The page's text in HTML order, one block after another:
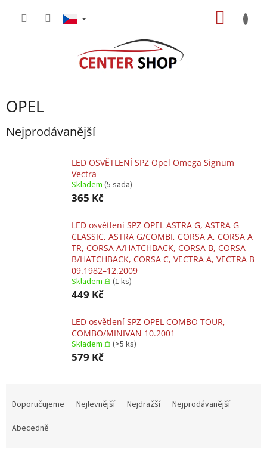
OPEL
Nejprodávanější
LED OSVĚTLENÍ SPZ Opel Omega Signum
Vectra
Skladem (5 sada)
365 Kč
LED osvětlení SPZ OPEL ASTRA G, ASTRA G
CLASSIC, ASTRA G/COMBI, CORSA A, CORSA A
TR, CORSA A/HATCHBACK, CORSA B, CORSA
B/HATCHBACK, CORSA C, VECTRA A, VECTRA B
09.1982–12.2009
Skladem 𖠿 (1 ks)
449 Kč
LED osvětlení SPZ OPEL COMBO TOUR,
COMBO/MINIVAN 10.2001
Skladem 𖠿 (>5 ks)
579 Kč
Doporučujeme Nejlevnější Nejdražší
Nejprodávanější
Abecedně